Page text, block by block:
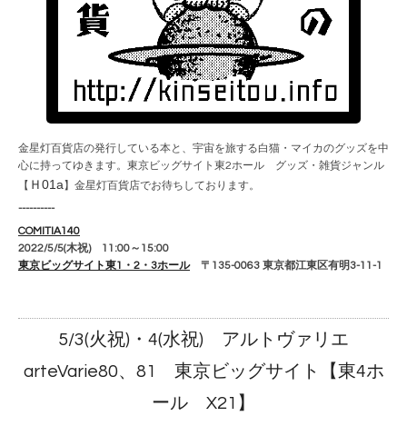
金星灯百貨店の発行している本と、宇宙を旅する白猫・マイカのグッズを中
心に持ってゆきます。東京ビッグサイト東2ホール グッズ・雑貨ジャンル
【 Ｈ01a 】金星灯百貨店でお待ちしております。
----------
COMITIA140
2022/5/5(木祝) 11:00～15:00
東京ビッグサイト東1・2・3ホール
〒135-0063 東京都江東区有明3-11-1
5/3(火祝)・4(水祝) アルトヴァリエ
arteVarie80、81 東京ビッグサイト【東4ホ
ール X21】